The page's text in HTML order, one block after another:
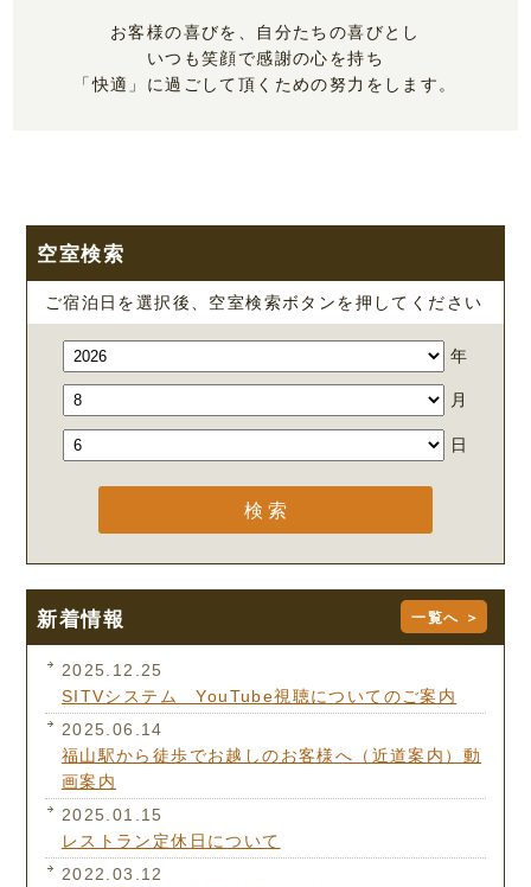
お客様の喜びを、自分たちの喜びとし
いつも笑顔で感謝の心を持ち
「快適」に過ごして頂くための努力をします。
空室検索
ご宿泊日を選択後、空室検索ボタンを押してください
年
月
日
新着情報 一覧へ ＞
2025.12.25
SITVシステム YouTube視聴についてのご案内
2025.06.14
福山駅から徒歩でお越しのお客様へ（近道案内）動
画案内
2025.01.15
レストラン定休日について
2022.03.12